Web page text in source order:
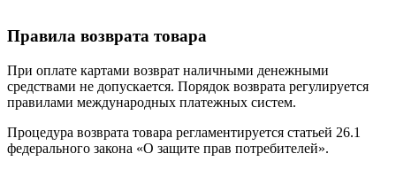
Правила возврата товара
При оплате картами возврат наличными денежными
средствами не допускается. Порядок возврата регулируется
правилами международных платежных систем.
Процедура возврата товара регламентируется статьей 26.1
федерального закона «О защите прав потребителей».